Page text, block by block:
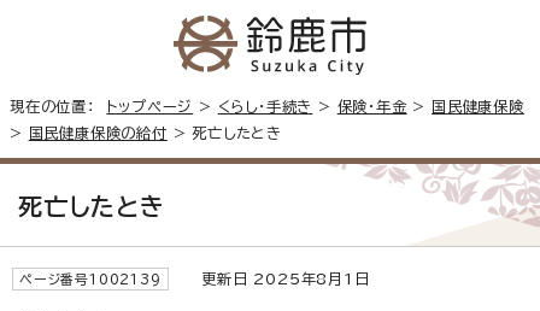
現在の位置： トップページ > くらし・手続き > 保険・年金 >
国民健康保険
>
国民健康保険の給付 > 死亡したとき
死亡したとき
ページ番号1002139 更新日 2025年8月1日